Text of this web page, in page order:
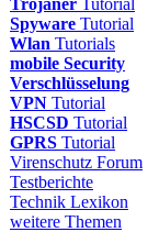
Trojaner Tutorial
Spyware Tutorial
Wlan Tutorials
mobile Security
Verschlüsselung
VPN Tutorial
HSCSD Tutorial
GPRS Tutorial
Virenschutz Forum
Testberichte
Technik Lexikon
weitere Themen